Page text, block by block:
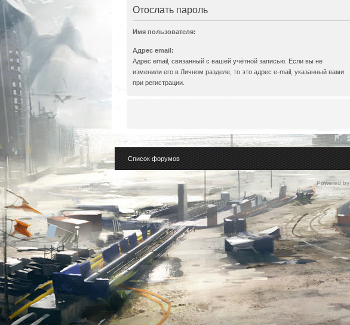
Отослать пароль
Имя пользователя:
Адрес email:
Адрес email, связанный с вашей учётной записью. Если вы не
изменили его в Личном разделе, то это адрес e-mail, указанный вами
при регистрации.
Список форумов
Powered by